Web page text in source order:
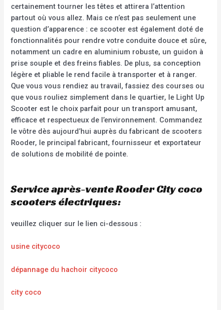
certainement tourner les têtes et attirera l’attention
partout où vous allez. Mais ce n’est pas seulement une
question d’apparence : ce scooter est également doté de
fonctionnalités pour rendre votre conduite douce et sûre,
notamment un cadre en aluminium robuste, un guidon à
prise souple et des freins fiables. De plus, sa conception
légère et pliable le rend facile à transporter et à ranger.
Que vous vous rendiez au travail, fassiez des courses ou
que vous rouliez simplement dans le quartier, le Light Up
Scooter est le choix parfait pour un transport amusant,
efficace et respectueux de l’environnement. Commandez
le vôtre dès aujourd’hui auprès du fabricant de scooters
Rooder, le principal fabricant, fournisseur et exportateur
de solutions de mobilité de pointe.
Service après-vente Rooder City coco
scooters électriques:
veuillez cliquer sur le lien ci-dessous :
usine citycoco
dépannage du hachoir citycoco
city coco